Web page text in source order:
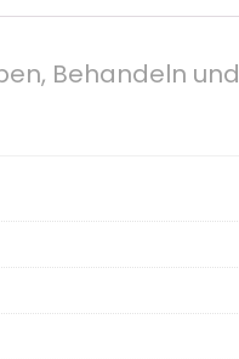
Behandeln und